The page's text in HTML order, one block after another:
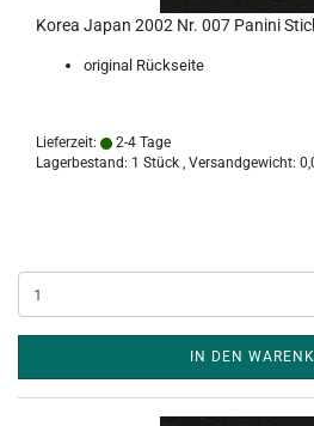
Korea Japan 2002 Nr. 007 Panini
original Rückseite
Lieferzeit:
2-4 Tage
Lagerbestand: 1 Stück , Versandgewicht:
IN DEN